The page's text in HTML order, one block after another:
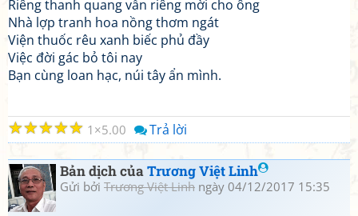
Riêng thanh quang vẫn riêng mời cho ông
Nhà lợp tranh hoa nồng thơm ngát
Viện thuốc rêu xanh biếc phủ đầy
Việc đời gác bỏ tôi nay
Bạn cùng loan hạc, núi tây ẩn mình.
☆
☆
☆
☆
☆ 1 5.00 Trả lời
Bản dịch củaTrương Việt Linh
Gửi bởi Trương Việt Linh ngày 04/12/2017 15:35